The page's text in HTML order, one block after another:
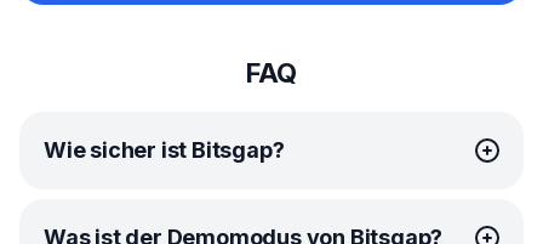
FAQ
Wie sicher ist Bitsgap?
Bei Bitsgap hat Ihre Sicherheit oberste Priorität. Wir
Was ist der Demomodus von Bitsgap?